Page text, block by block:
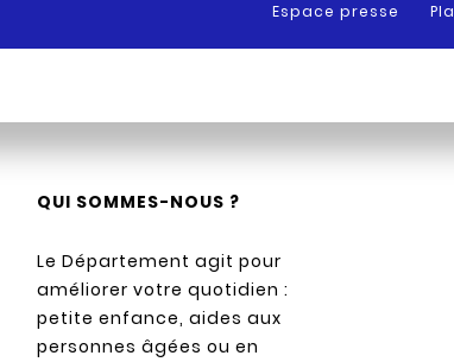
Espace presse
QUI SOMMES-NOUS ?
Le Département agit pour
améliorer votre quotidien :
petite enfance, aides aux
personnes âgées ou en